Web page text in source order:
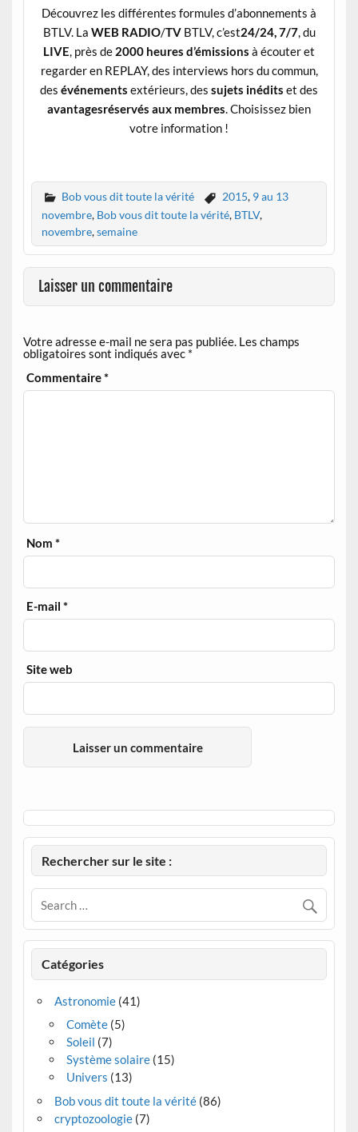
Découvrez les différentes formules d’abonnements à
BTLV. La WEB RADIO/TVBTLV, c’est24/24, 7/7, du
LIVE, près de 2000 heures d’émissions à écouter et
regarder en REPLAY, des interviews hors du commun,
des événements extérieurs, des sujets inédits et des
avantagesréservés aux membres. Choisissez bien
votre information !
Bob vous dit toute la vérité 2015, 9 au 13
novembre, Bob vous dit toute la vérité, BTLV,
novembre,semaine
Laisser un commentaire
Votre adresse e-mail ne sera pas publiée. Les champs
obligatoires sont indiqués avec *
Commentaire*
Nom*
E-mail*
Site web
Rechercher sur le site :
Catégories
Astronomie(41)
Comète(5)
Soleil (7)
Système solaire(15)
Univers (13)
Bob vous dit toute la vérité(86)
cryptozoologie(7)